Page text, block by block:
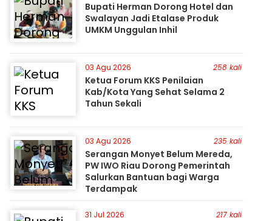
Bupati Herman Dorong Hotel dan
Swalayan Jadi Etalase Produk
UMKM Unggulan Inhil
03 Agu 2026 258 kali
Ketua Forum KKS Penilaian
Kab/Kota Yang Sehat Selama 2
Tahun Sekali
03 Agu 2026 235 kali
Serangan Monyet Belum Mereda,
PW IWO Riau Dorong Pemerintah
Salurkan Bantuan bagi Warga
Terdampak
31 Jul 2026 217 kali